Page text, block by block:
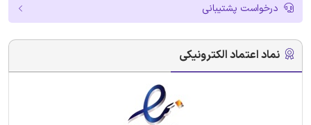
درخواست پشتیبانی
نماد اعتماد الکترونیکی